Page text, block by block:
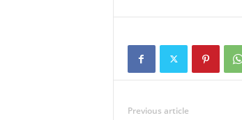
Previous article